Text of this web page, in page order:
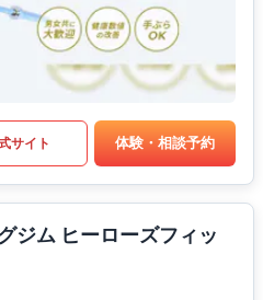
サイト 体験・相談予約
ジム ヒーローズフィッ